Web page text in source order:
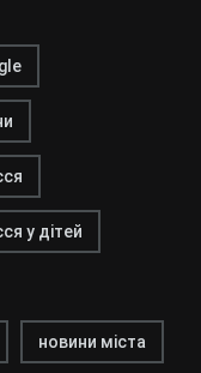
у дітей
новини міста